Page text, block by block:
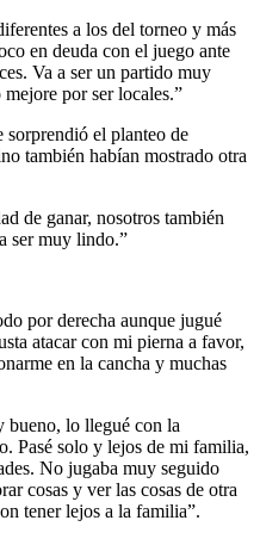
a los del torneo y más
en deuda con el juego ante
Va a ser un partido muy
por ser locales.”
el planteo de
también habían mostrado otra
de ganar, nosotros también
ser muy lindo.”
por derecha aunque jugué
atacar con mi pierna a favor,
en la cancha y muchas
lo llegué con la
Pasé solo y lejos de mi familia,
No jugaba muy seguido
cosas y ver las cosas de otra
tener lejos a la familia”.